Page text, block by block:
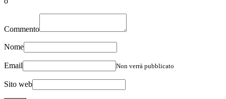
Commento
Nome
Email Non verrà pubblicato
Sito web